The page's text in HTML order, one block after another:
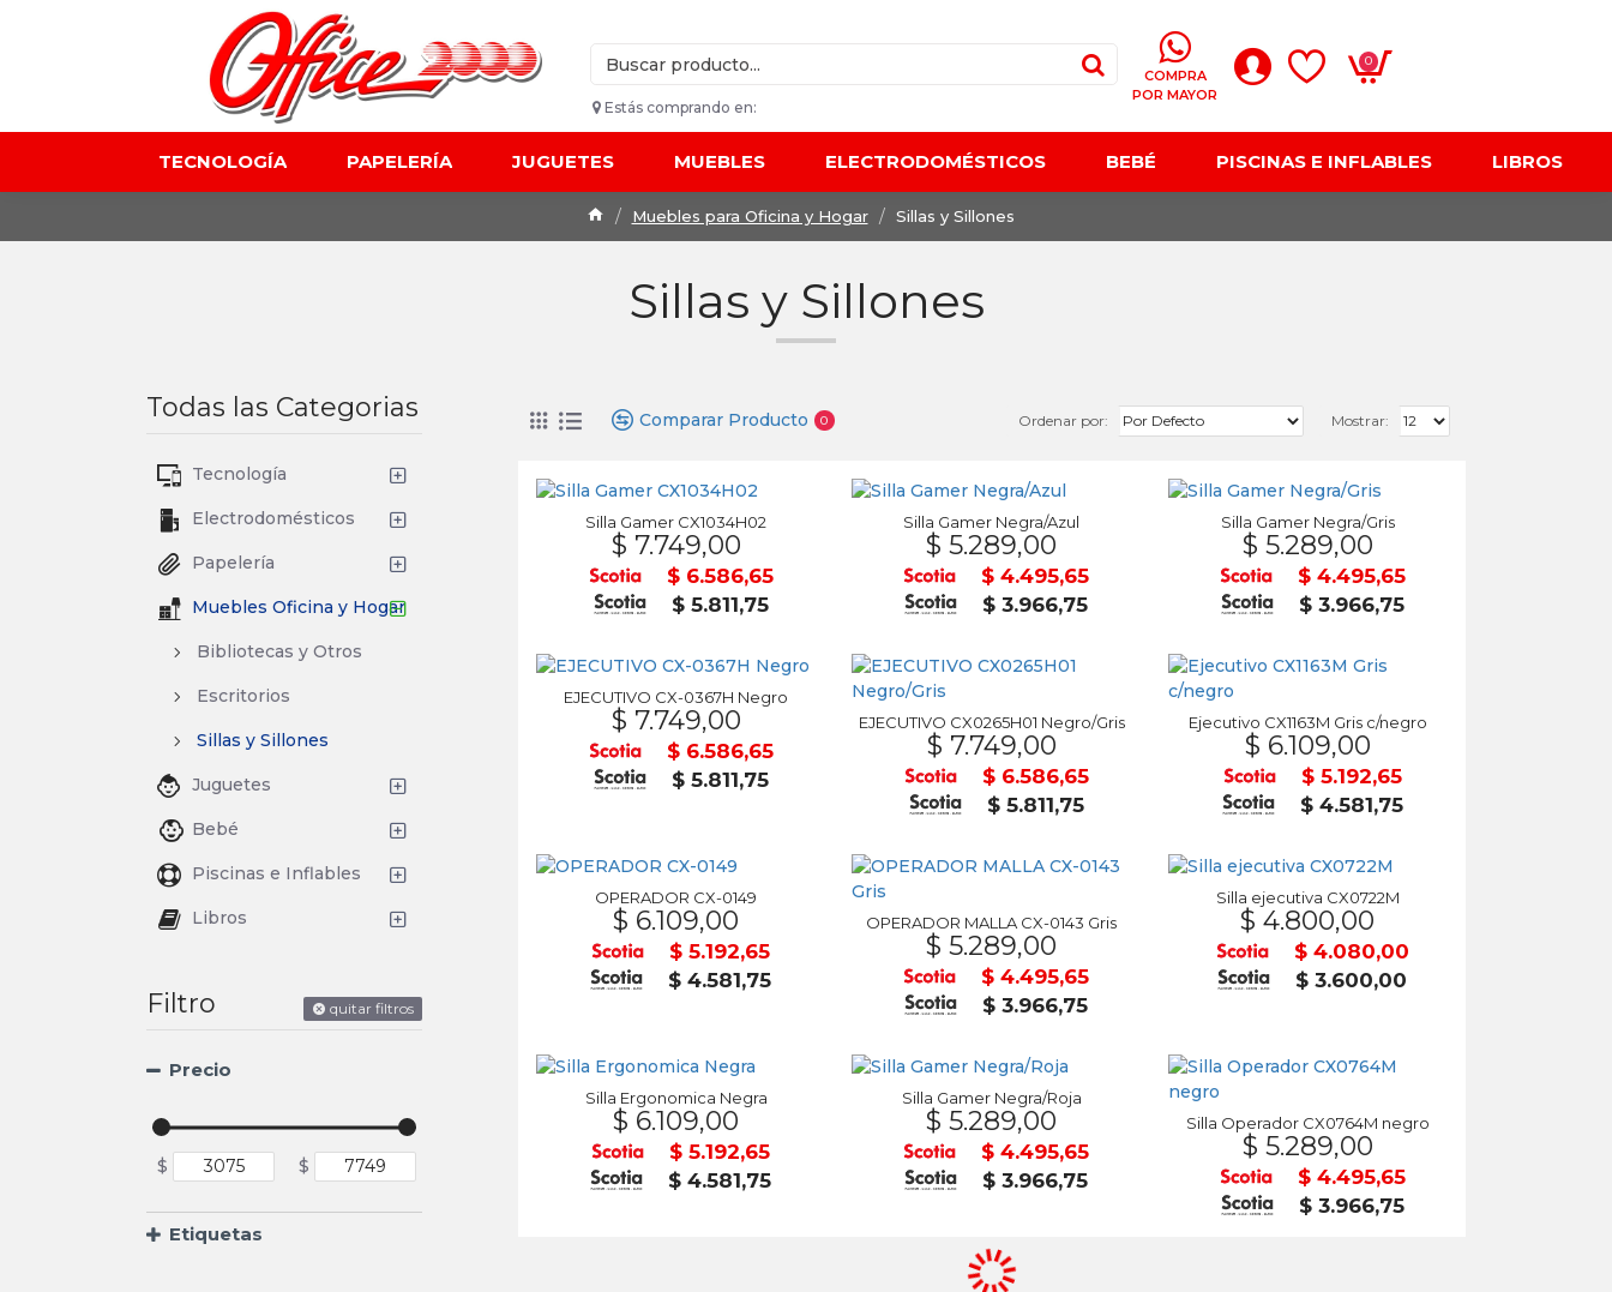
Estás comprando en:
COMPRA
POR MAYOR
0
TECNOLOGÍA PAPELERÍA JUGUETES MUEBLES ELECTRODOMÉSTICOS BEBÉ PISCINAS E INFLABLES LIBROS
Muebles para Oficina y Hogar Sillas y Sillones
Sillas y Sillones
Todas las Categorias
Tecnología
Electrodomésticos
Papelería
Muebles Oficina y Hogar
Bibliotecas y Otros
Escritorios
Sillas y Sillones
Juguetes
Bebé
Piscinas e Inflables
Libros
Filtro quitar filtros
Precio
$ $
Etiquetas
Comparar Producto 0 Ordenar por: Mostrar:
Silla Gamer CX1034H02
$ 7.749,00
$ 6.586,65
$ 5.811,75
Silla Gamer Negra/Azul
$ 5.289,00
$ 4.495,65
$ 3.966,75
Silla Gamer Negra/Gris
$ 5.289,00
$ 4.495,65
$ 3.966,75
EJECUTIVO CX-0367H Negro
$ 7.749,00
$ 6.586,65
$ 5.811,75
EJECUTIVO CX0265H01 Negro/Gris
$ 7.749,00
$ 6.586,65
$ 5.811,75
Ejecutivo CX1163M Gris c/negro
$ 6.109,00
$ 5.192,65
$ 4.581,75
OPERADOR CX-0149
$ 6.109,00
$ 5.192,65
$ 4.581,75
OPERADOR MALLA CX-0143 Gris
$ 5.289,00
$ 4.495,65
$ 3.966,75
Silla ejecutiva CX0722M
$ 4.800,00
$ 4.080,00
$ 3.600,00
Silla Ergonomica Negra
$ 6.109,00
$ 5.192,65
$ 4.581,75
Silla Gamer Negra/Roja
$ 5.289,00
$ 4.495,65
$ 3.966,75
Silla Operador CX0764M negro
$ 5.289,00
$ 4.495,65
$ 3.966,75